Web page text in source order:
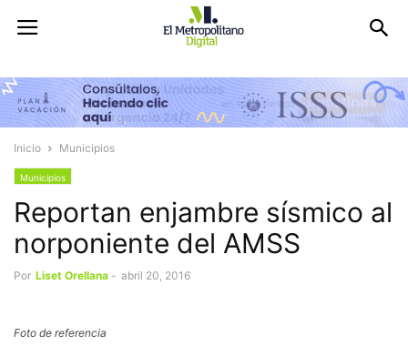
Inicio Municipios
Municipios
Reportan enjambre sísmico al
norponiente del AMSS
Por Liset Orellana - abril 20, 2016
Foto de referencia